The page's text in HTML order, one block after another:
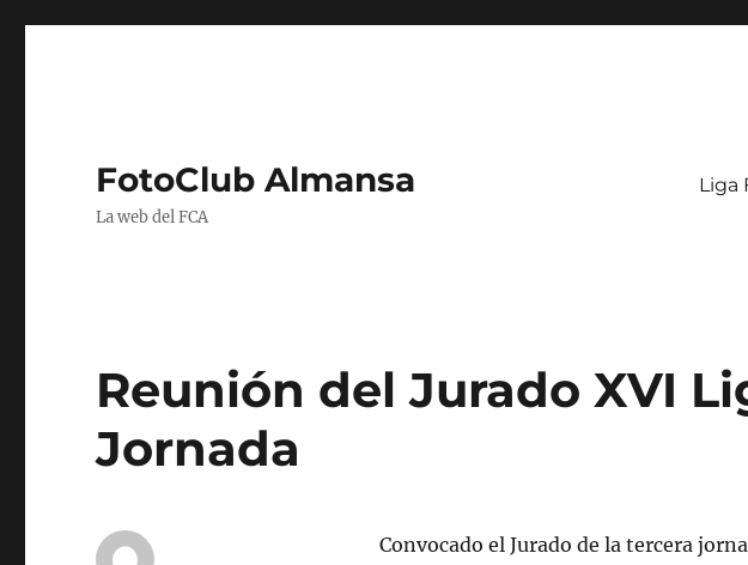
FotoClub Almansa
La web del FCA
Liga
Reunión del Jurado XVI
Jornada
Convocado el Jurado de la tercera